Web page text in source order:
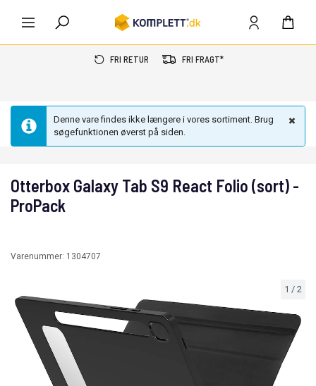
FRI RETUR FRI FRAGT*
Denne vare findes ikke længere i vores sortiment. Brug
søgefunktionen øverst på siden.
1 / 2
Otterbox Galaxy Tab S9 React Folio (sort) -
ProPack
Varenummer: 1304707